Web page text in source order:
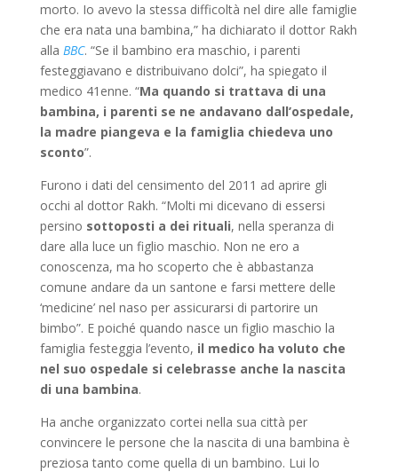
morto. Io avevo la stessa difficoltà nel dire alle famiglie
che era nata una bambina,” ha dichiarato il dottor Rakh
alla BBC. “Se il bambino era maschio, i parenti
festeggiavano e distribuivano dolci”, ha spiegato il
medico 41enne. “Ma quando si trattava di una
bambina, i parenti se ne andavano dall’ospedale,
la madre piangeva e la famiglia chiedeva uno
sconto”.
Furono i dati del censimento del 2011 ad aprire gli
occhi al dottor Rakh. “Molti mi dicevano di essersi
persino sottoposti a dei rituali, nella speranza di
dare alla luce un figlio maschio. Non ne ero a
conoscenza, ma ho scoperto che è abbastanza
comune andare da un santone e farsi mettere delle
‘medicine’ nel naso per assicurarsi di partorire un
bimbo”. E poiché quando nasce un figlio maschio la
famiglia festeggia l’evento, il medico ha voluto che
nel suo ospedale si celebrasse anche la nascita
di una bambina.
Ha anche organizzato cortei nella sua città per
convincere le persone che la nascita di una bambina è
preziosa tanto come quella di un bambino. Lui lo